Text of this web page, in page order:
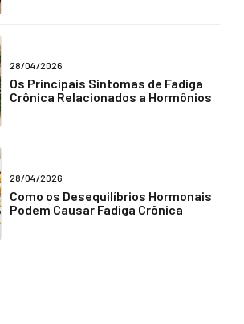
28/04/2026
Os Principais Sintomas de Fadiga
Crônica Relacionados a Hormônios
28/04/2026
Como os Desequilíbrios Hormonais
Podem Causar Fadiga Crônica